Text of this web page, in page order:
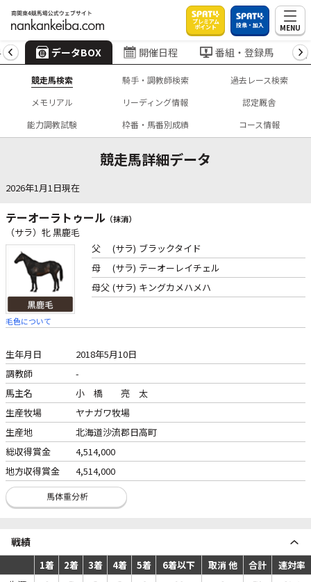
プレミアム
ポイント 投票・加入 MENU
データBOX 開催日程 番組・登録馬
競走馬検索 騎手・調教師検索
過去レース検索
メモリアル
リーディング情報
認定厩舎
能力調教試験
枠番・馬番別成績 コース情報
競走馬詳細データ
2026年1月1日現在
テーオーラトゥール （抹消）
（サラ）牝 黒鹿毛
毛色について
父 (サラ) ブラックタイド
母
(サラ) テーオーレイチェル
母父 (サラ) キングカメハメハ
生年月日
2018年5月10日
調教師
-
馬主名
小 橋 亮 太
生産牧場
ヤナガワ牧場
生産地
北海道沙流郡日高町
総収得賞金
4,514,000
地方収得賞金
4,514,000
戦績
1着 2着 3着 4着 5着 6着以下 取消 他 合計
連対率